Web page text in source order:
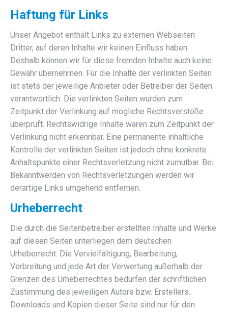
Haftung für Links
Unser Angebot enthält Links zu externen Webseiten
Dritter, auf deren Inhalte wir keinen Einfluss haben.
Deshalb können wir für diese fremden Inhalte auch keine
Gewähr übernehmen. Für die Inhalte der verlinkten Seiten
ist stets der jeweilige Anbieter oder Betreiber der Seiten
verantwortlich. Die verlinkten Seiten wurden zum
Zeitpunkt der Verlinkung auf mögliche Rechtsverstöße
überprüft. Rechtswidrige Inhalte waren zum Zeitpunkt der
Verlinkung nicht erkennbar. Eine permanente inhaltliche
Kontrolle der verlinkten Seiten ist jedoch ohne konkrete
Anhaltspunkte einer Rechtsverletzung nicht zumutbar. Bei
Bekanntwerden von Rechtsverletzungen werden wir
derartige Links umgehend entfernen.
Urheberrecht
Die durch die Seitenbetreiber erstellten Inhalte und Werke
auf diesen Seiten unterliegen dem deutschen
Urheberrecht. Die Vervielfältigung, Bearbeitung,
Verbreitung und jede Art der Verwertung außerhalb der
Grenzen des Urheberrechtes bedürfen der schriftlichen
Zustimmung des jeweiligen Autors bzw. Erstellers.
Downloads und Kopien dieser Seite sind nur für den